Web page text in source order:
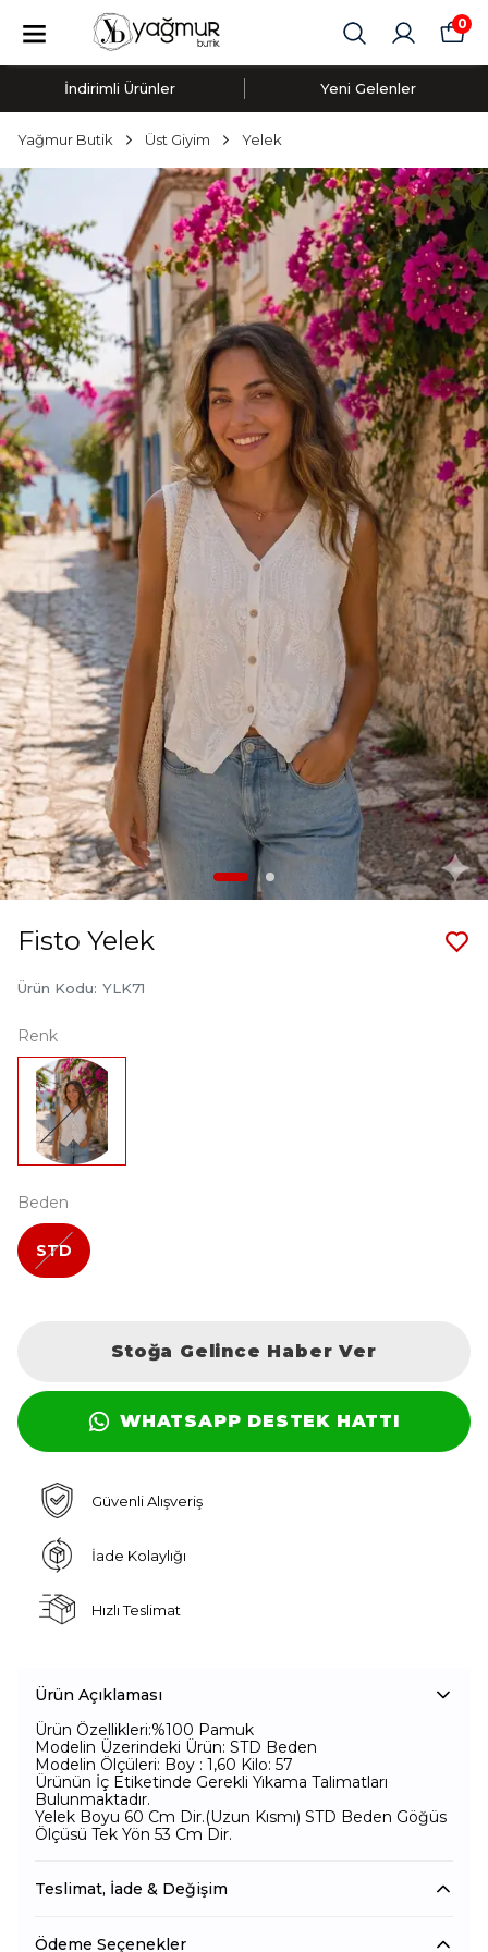
0
İndirimli Ürünler Yeni Gelenler
Yağmur Butik Üst Giyim Yelek
Fisto Yelek
Ürün Kodu: YLK71
Renk
Beden
STD
Stoğa Gelince Haber Ver
WHATSAPP DESTEK HATTI
Güvenli Alışveriş
İade Kolaylığı
Hızlı Teslimat
Ürün Açıklaması
Ürün Özellikleri:%100 Pamuk
Modelin Üzerindeki Ürün: STD Beden
Modelin Ölçüleri: Boy : 1,60 Kilo: 57
Ürünün İç Etiketinde Gerekli Yıkama Talimatları
Bulunmaktadır.
Yelek Boyu 60 Cm Dir.(Uzun Kısmı) STD Beden Göğüs
Ölçüsü Tek Yön 53 Cm Dir.
Teslimat, İade & Değişim
Ödeme Seçenekler